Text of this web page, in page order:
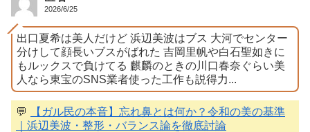
2026/6/25
出口夏希は美人だけど 浜辺美波はブス 大河でセンター
分けして顔長いブスがばれた 吉岡里帆や白石聖如きに
もルックスで負けてる 麒麟のときの川口春奈ぐらい美
人なら東宝のSNS業者使った工作も説得力...
💬
【ガル民の本音】忘れ鼻とは何か？令和の美の基準
｜浜辺美波・整形・バランス論を徹底討論